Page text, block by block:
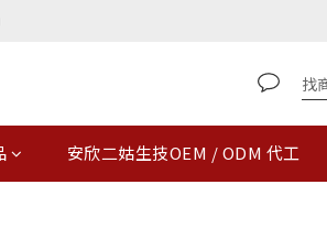
好康
好康
安欣二姑生技OEM / ODM 代工